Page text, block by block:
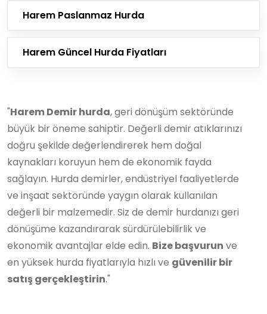
Harem Paslanmaz Hurda
Harem Güncel Hurda Fiyatları
"Harem Demir hurda, geri dönüşüm sektöründe
büyük bir öneme sahiptir. Değerli demir atıklarınızı
doğru şekilde değerlendirerek hem doğal
kaynakları koruyun hem de ekonomik fayda
sağlayın. Hurda demirler, endüstriyel faaliyetlerde
ve inşaat sektöründe yaygın olarak kullanılan
değerli bir malzemedir. Siz de demir hurdanızı geri
dönüşüme kazandırarak sürdürülebilirlik ve
ekonomik avantajlar elde edin. Bize başvurun ve
en yüksek hurda fiyatlarıyla hızlı ve güvenilir bir
satış gerçekleştirin."